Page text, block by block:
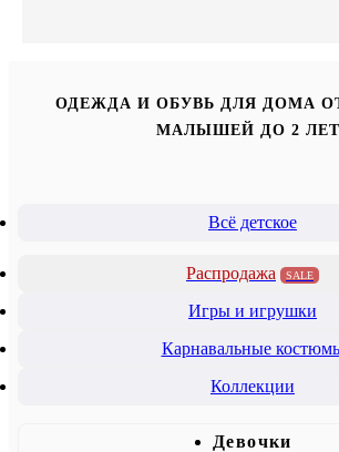
ОДЕЖДА И ОБУВЬ ДЛЯ ДОМА
МАЛЫШЕЙ ДО 2 ЛЕТ
Всё детское
Распродажа SALE
Игры и игрушки
Карнавальные
Коллекции
Девочки